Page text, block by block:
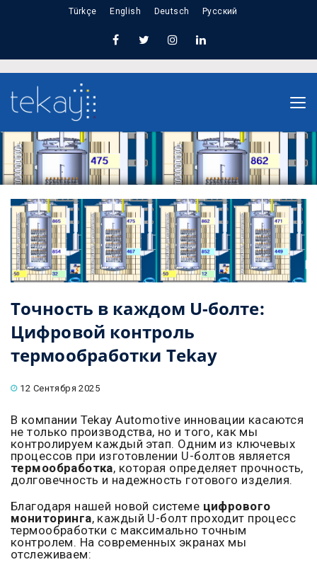
Türkçe English Deutsch Русский
Точность в каждом U-болте: Цифровой
контроль термообработки Tekay
Точность в каждом U-болте:
Цифровой контроль
термообработки Tekay
12 Сентября 2025
В компании Tekay Automotive инновации касаются
не только производства, но и того, как мы
контролируем каждый этап. Одним из ключевых
процессов при изготовлении U-болтов является
термообработка, которая определяет прочность,
долговечность и надежность готового изделия.
Благодаря нашей новой системе цифрового
мониторинга, каждый U-болт проходит процесс
термообработки с максимально точным
контролем. На современных экранах мы
отслеживаем: